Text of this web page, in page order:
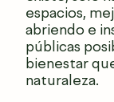
espacios,
abriendo e
públicas
bienestar
naturaleza.